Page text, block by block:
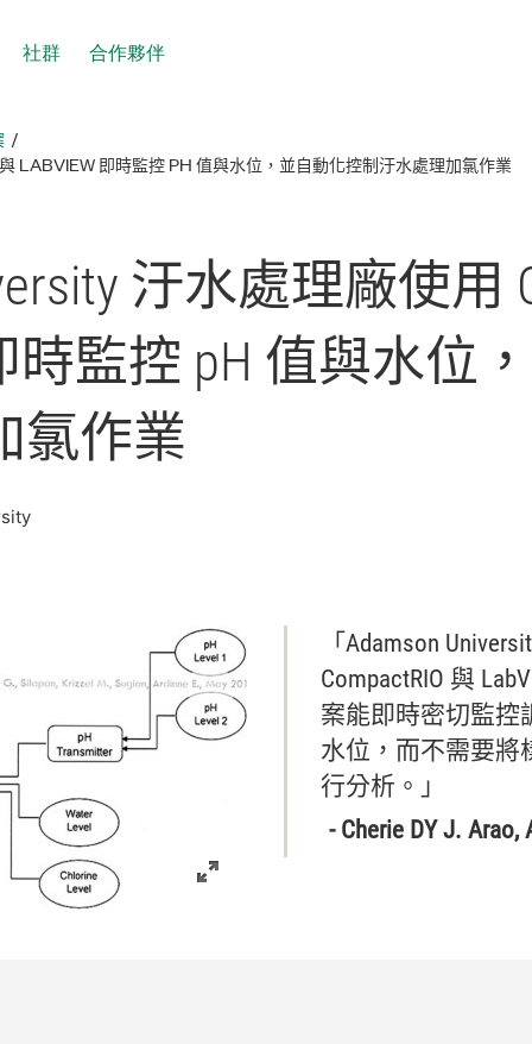
社群 合作夥伴
LABVIEW 即時​監​控 PH 值與​水位，​並​自動化​控制​汙水​處理​加氯作業
汙水處理廠使用
時​監​控 pH 值與​水位
氯作業
「Adamson
CompactRIO 與
案能即時密切監控
水位， 而不需要將
行分析。」
- Cherie DY J.